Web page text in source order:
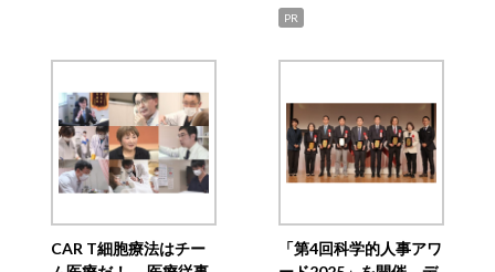
PR
CAR T細胞療法はチー
「第4回科学的人事アワ